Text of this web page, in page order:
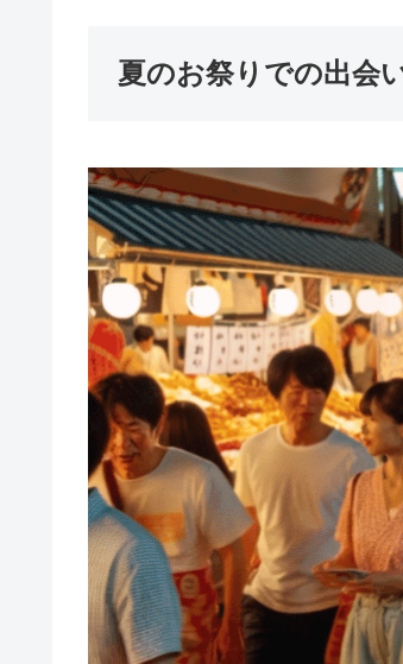
夏のお祭りでの出会